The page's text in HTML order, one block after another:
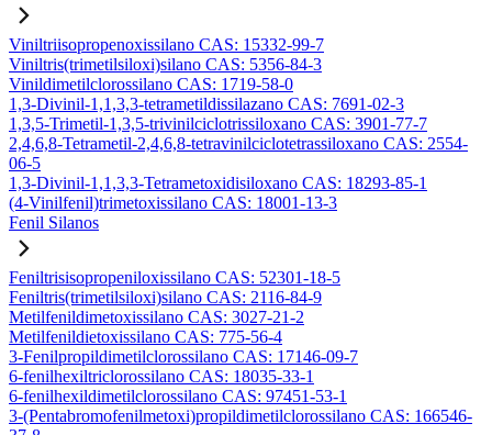
Viniltriisopropenoxissilano CAS: 15332-99-7
Viniltris(trimetilsiloxi)silano CAS: 5356-84-3
Vinildimetilclorossilano CAS: 1719-58-0
1,3-Divinil-1,1,3,3-tetrametildissilazano CAS: 7691-02-3
1,3,5-Trimetil-1,3,5-trivinilciclotrissiloxano CAS: 3901-77-7
2,4,6,8-Tetrametil-2,4,6,8-tetravinilciclotetrassiloxano CAS: 2554-
06-5
1,3-Divinil-1,1,3,3-Tetrametoxidisiloxano CAS: 18293-85-1
(4-Vinilfenil)trimetoxissilano CAS: 18001-13-3
Fenil Silanos
Feniltrisisopropeniloxissilano CAS: 52301-18-5
Feniltris(trimetilsiloxi)silano CAS: 2116-84-9
Metilfenildimetoxissilano CAS: 3027-21-2
Metilfenildietoxissilano CAS: 775-56-4
3-Fenilpropildimetilclorossilano CAS: 17146-09-7
6-fenilhexiltriclorossilano CAS: 18035-33-1
6-fenilhexildimetilclorossilano CAS: 97451-53-1
3-(Pentabromofenilmetoxi)propildimetilclorossilano CAS: 166546-